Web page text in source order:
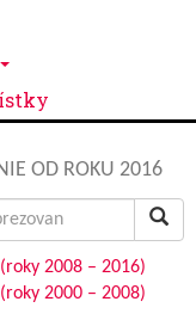
OD ROKU 2016
2008 – 2016)
2000 – 2008)